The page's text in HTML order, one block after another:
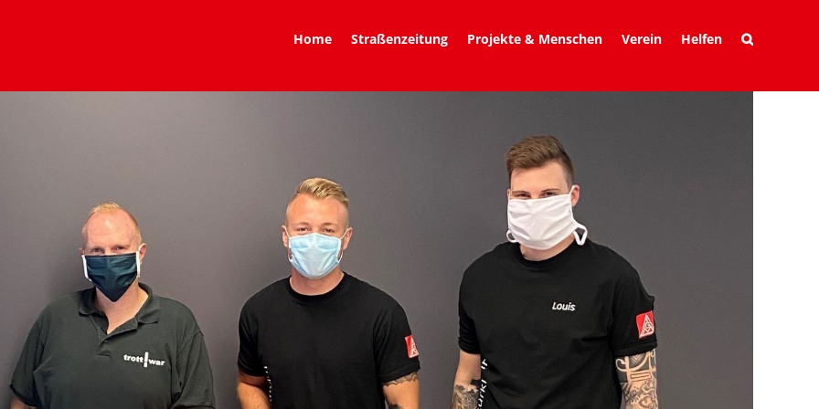
Home Straßenzeitung Projekte & Menschen Verein Helfen